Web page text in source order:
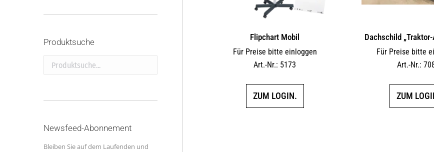
Flipchart Mobil
Für Preise bitte einloggen
Art.-Nr.: 5173
ZUM LOGIN.
Dachschild
Für Preise bitte
Art.-Nr.:
ZUM
Produktsuche
Produktsuche...
Newsfeed-Abonnement
Bleiben Sie auf dem Laufenden und